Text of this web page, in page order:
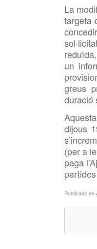
La
targeta
un
greus
duració
dijous
(per a
paga
Publicado en